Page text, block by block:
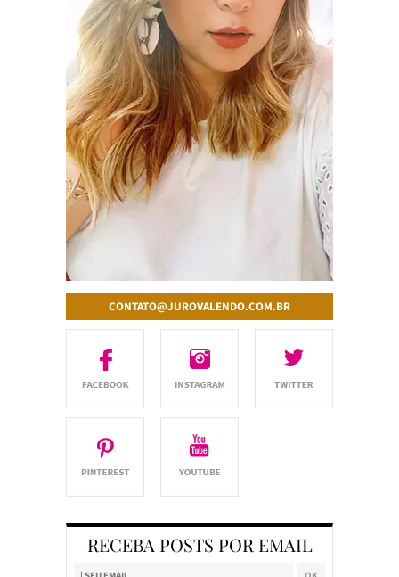
CONTATO@JUROVALENDO.COM.BR
RECEBA POSTS POR EMAIL